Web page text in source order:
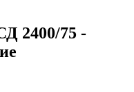
2400/75 -